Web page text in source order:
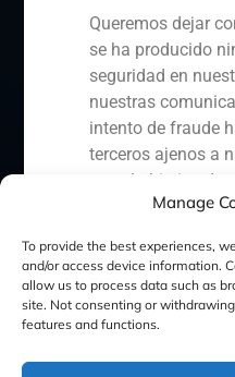
Manage
To provide the best experiences,
and/or access device information.
allow us to process data such as
site. Not consenting or
features and functions.
Política de Cookies
Queremos dejar
se ha producido
seguridad en
nuestras
intento de fraude
terceros ajenos a
con el objetivo de
inversores o
Ante esta
Denunciar el
Comisión
autoridades